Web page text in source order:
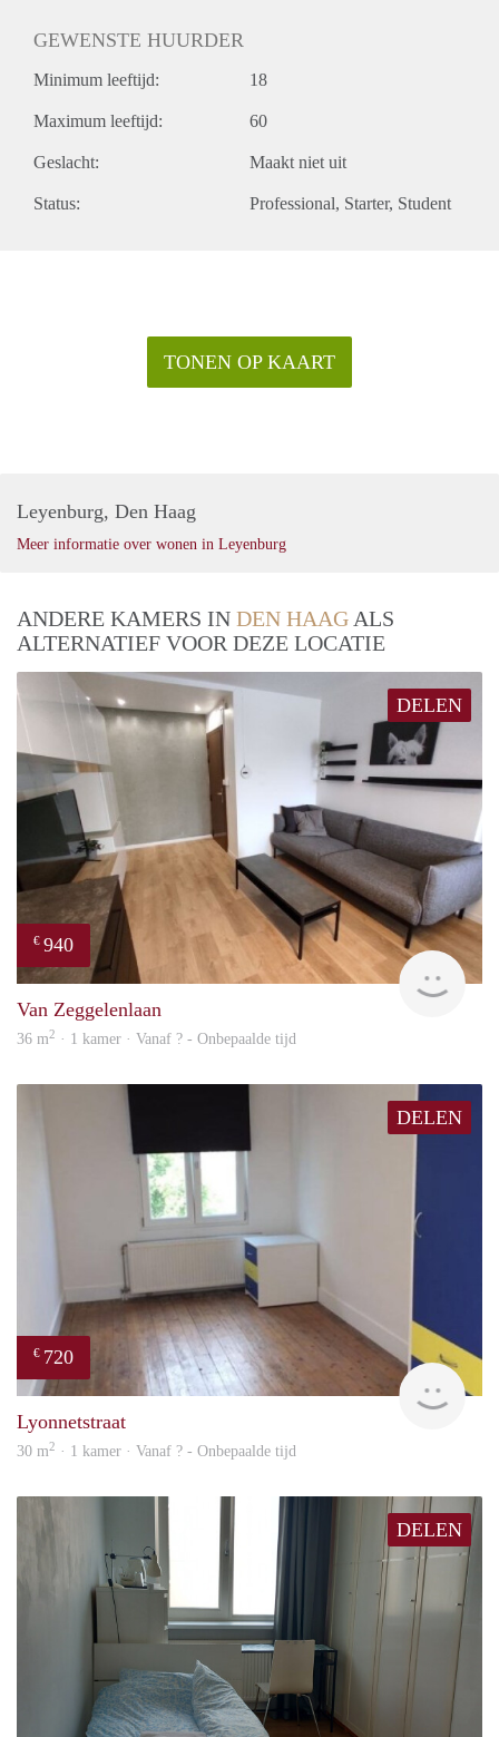
GEWENSTE HUURDER
Minimum leeftijd: 18
Maximum leeftijd: 60
Geslacht: Maakt niet uit
Status: Professional Starter Student
TONEN OP KAART
Leyenburg, Den Haag
Meer informatie over wonen in Leyenburg
ANDERE KAMERS IN DEN HAAG ALS
ALTERNATIEF VOOR DEZE LOCATIE
DELEN
€ 940
Van Zeggelenlaan
36 m2 · 1 kamer · Vanaf ? - Onbepaalde tijd
DELEN
€ 720
Lyonnetstraat
30 m2 · 1 kamer · Vanaf ? - Onbepaalde tijd
DELEN